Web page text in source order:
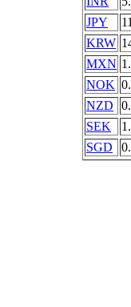
JPY
KRW
MXN
NOK
NZD
SEK
SGD